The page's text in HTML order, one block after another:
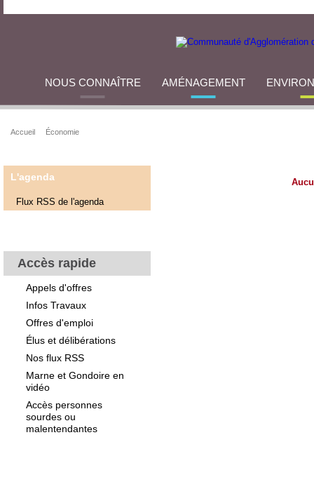
NOUS CONNAÎTRE AMÉNAGEMENT
Accueil Économie
L'agenda
Flux RSS de l'agenda
Accès rapide
Appels d'offres
Infos Travaux
Offres d'emploi
Élus et délibérations
Nos flux RSS
Marne et Gondoire en
vidéo
Accès personnes
sourdes ou
malentendantes